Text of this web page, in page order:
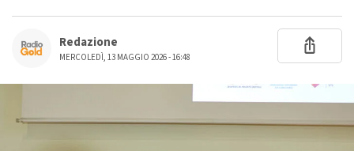
Redazione
MERCOLEDÌ, 13 MAGGIO 2026 - 16:48